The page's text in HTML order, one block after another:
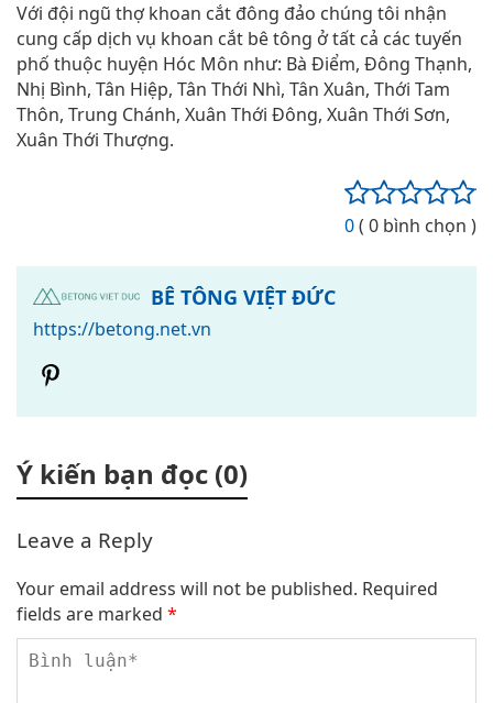
Với đội ngũ thợ khoan cắt đông đảo chúng tôi nhận
cung cấp dịch vụ khoan cắt bê tông ở tất cả các tuyến
phố thuộc huyện Hóc Môn như: Bà Điểm, Đông Thạnh,
Nhị Bình, Tân Hiệp, Tân Thới Nhì, Tân Xuân, Thới Tam
Thôn, Trung Chánh, Xuân Thới Đông, Xuân Thới Sơn,
Xuân Thới Thượng.
0( 0 bình chọn )
BÊ TÔNG VIỆT ĐỨC
https://betong.net.vn
Ý kiến bạn đọc (0)
Leave a Reply
Your email address will not be published. Required
fields are marked *